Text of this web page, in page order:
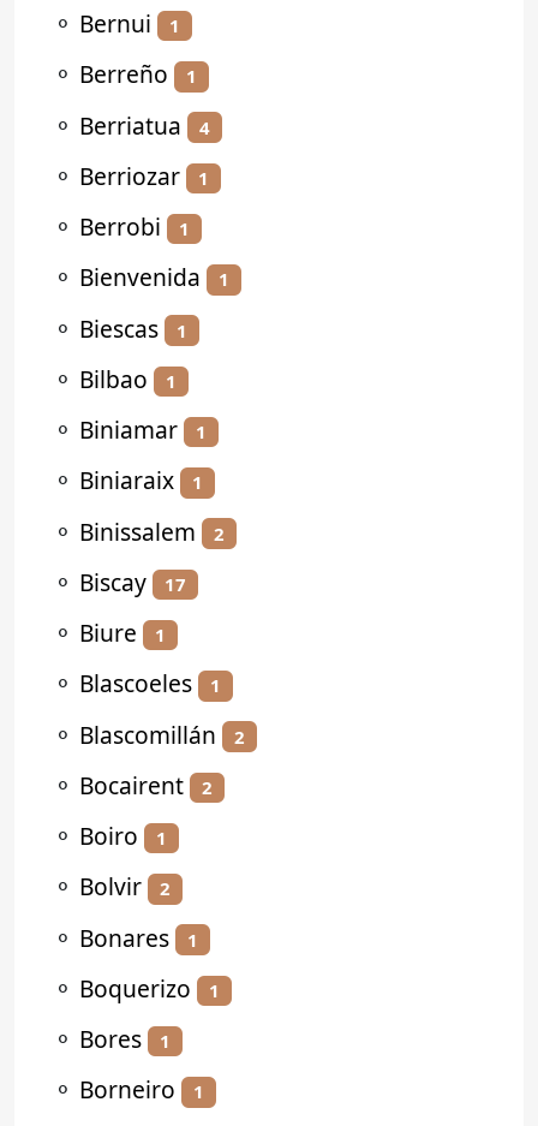
⚬ Bernui 1
⚬ Berreño 1
⚬ Berriatua 4
⚬ Berriozar 1
⚬ Berrobi 1
⚬ Bienvenida 1
⚬ Biescas 1
⚬ Bilbao 1
⚬ Biniamar 1
⚬ Biniaraix 1
⚬ Binissalem 2
⚬ Biscay 17
⚬ Biure 1
⚬ Blascoeles 1
⚬ Blascomillán 2
⚬ Bocairent 2
⚬ Boiro 1
⚬ Bolvir 2
⚬ Bonares 1
⚬ Boquerizo 1
⚬ Bores 1
⚬ Borneiro 1